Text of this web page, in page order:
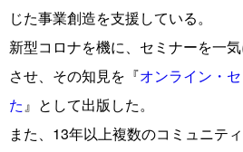
じた事業創造を支援している。
新型コロナを機に、セミナーを一
させ、その知見を『オンライン・
た』として出版した。
また、13年以上複数のコミュニテ